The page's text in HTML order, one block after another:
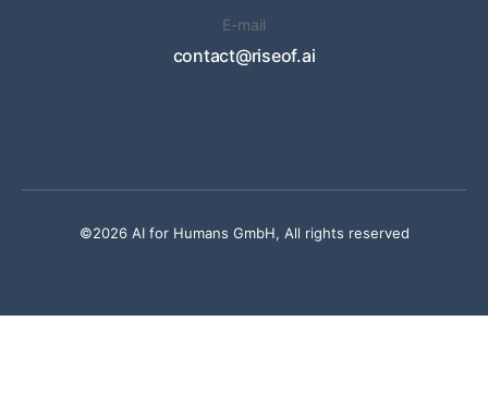
E-mail
contact@riseof.ai
©2026 AI for Humans GmbH, All rights reserved